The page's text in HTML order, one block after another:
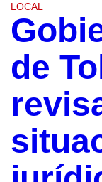
LOCAL
de